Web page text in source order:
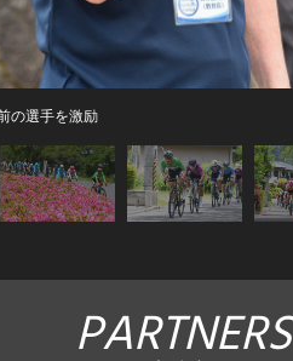
の選手を激励
PARTNERS